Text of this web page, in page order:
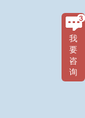
我
要
咨
询